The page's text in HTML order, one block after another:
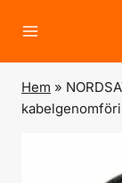
Hem »